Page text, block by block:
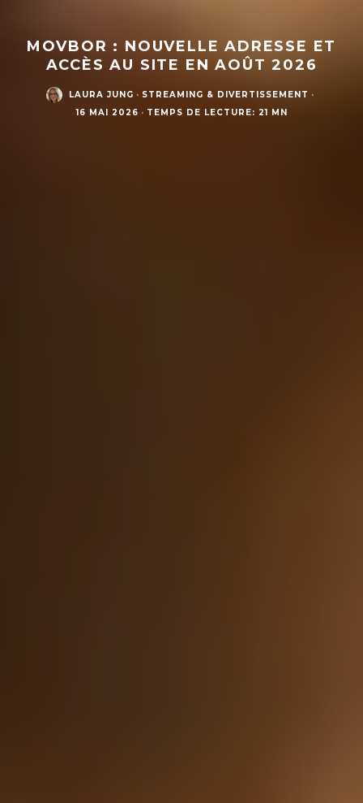
MOVBOR : NOUVELLE ADRESSE ET
ACCÈS AU SITE EN AOÛT 2026
LAURA JUNG · STREAMING & DIVERTISSEMENT ·
16 MAI 2026 · TEMPS DE LECTURE: 21 MN